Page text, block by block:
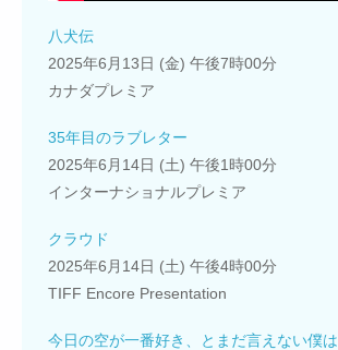
八犬伝
2025年6月13日 (金) 午後7時00分
カナダプレミア
35年目のラブレター
2025年6月14日 (土) 午後1時00分
インターナショナルプレミア
クラウド
2025年6月14日 (土) 午後4時00分
TIFF Encore Presentation
今日の空が一番好き、とまだ言えない僕は